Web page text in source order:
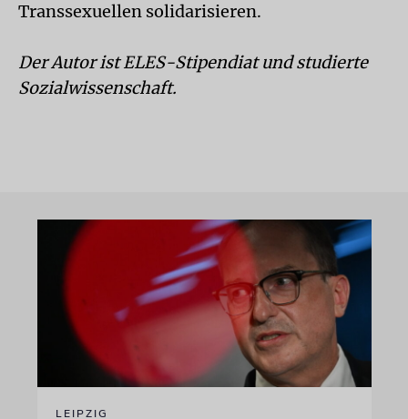
Transsexuellen solidarisieren.
Der Autor ist ELES-Stipendiat und studierte
Sozialwissenschaft.
LEIPZIG